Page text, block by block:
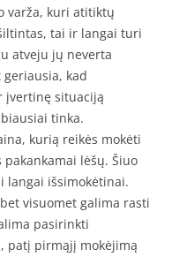
varža, kuri atitiktų
tai ir langai turi
atveju jų neverta
kad
įvertinę situaciją
tinka.
kurią reikės mokėti
lėšų. Šiuo
langai išsimokėtinai.
visuomet galima rasti
pasirinkti
patį pirmąjį mokėjimą